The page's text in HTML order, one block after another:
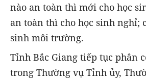
nào an toàn thì mới cho học
an toàn thì cho học sinh nghỉ;
sinh môi trường.
Tỉnh Bắc Giang tiếp tục phân
trong Thường vụ Tỉnh ủy,